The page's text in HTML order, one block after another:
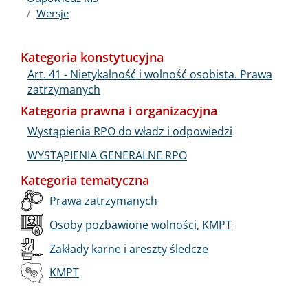
Wersje
Kategoria konstytucyjna
Art. 41 - Nietykalność i wolność osobista. Prawa
zatrzymanych
Kategoria prawna i organizacyjna
Wystąpienia RPO do władz i odpowiedzi
WYSTĄPIENIA GENERALNE RPO
Kategoria tematyczna
Prawa zatrzymanych
Osoby pozbawione wolności, KMPT
Zakłady karne i areszty śledcze
KMPT